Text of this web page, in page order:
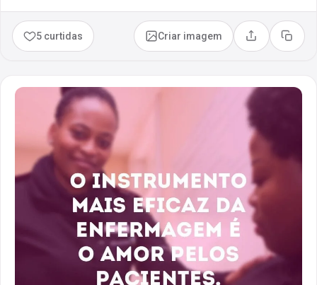
5 curtidas Criar imagem Compartilhar
Copiar